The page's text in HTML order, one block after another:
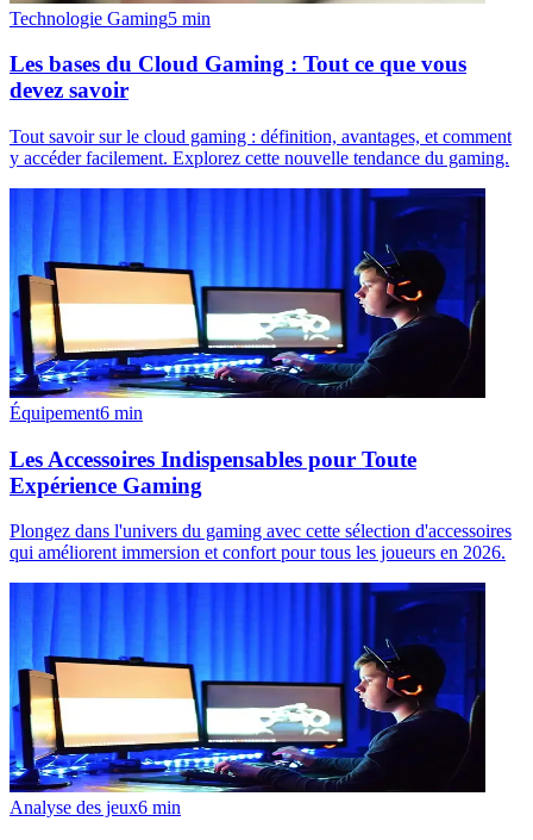
Technologie Gaming5 min
Les bases du Cloud Gaming : Tout ce que vous
devez savoir
Tout savoir sur le cloud gaming : définition, avantages, et comment
y accéder facilement. Explorez cette nouvelle tendance du gaming.
Équipement6 min
Les Accessoires Indispensables pour Toute
Expérience Gaming
Plongez dans l'univers du gaming avec cette sélection d'accessoires
qui améliorent immersion et confort pour tous les joueurs en 2026.
Analyse des jeux6 min